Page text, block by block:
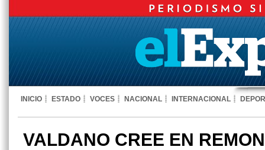
INICIO ESTADO VOCES NACIONAL INTERNACIONAL
VALDANO CREE EN